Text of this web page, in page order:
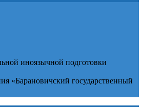
иноязычной подготовки
«Барановичский государственный